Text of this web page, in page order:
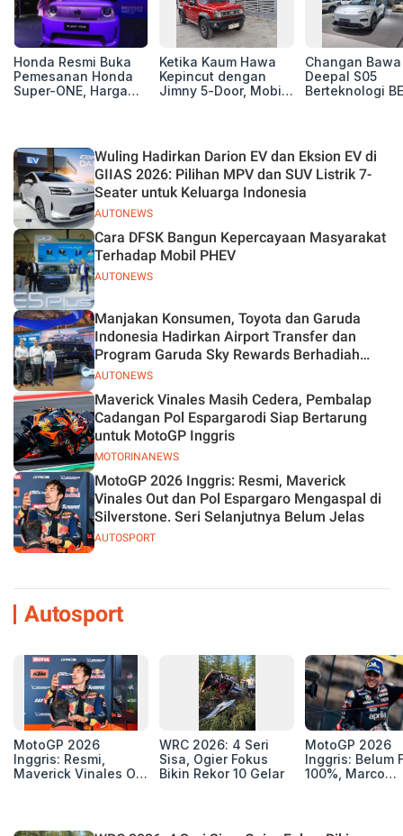
Honda Resmi Buka
Pemesanan Honda
Super-ONE, Harga
Ketika Kaum Hawa
Kepincut dengan
Jimny 5-Door, Mobil
Changan Bawa
Deepal S05
Berteknologi
AUTONEWS
Wuling Hadirkan Darion EV dan Eksion EV di
GIIAS 2026: Pilihan MPV dan SUV Listrik 7-
Seater untuk Keluarga Indonesia
AUTONEWS
Cara DFSK Bangun Kepercayaan Masyarakat
Terhadap Mobil PHEV
AUTONEWS
Manjakan Konsumen, Toyota dan Garuda
Indonesia Hadirkan Airport Transfer dan
Program Garuda Sky Rewards Berhadiah
Hybrid EV
MOTORINANEWS
Maverick Vinales Masih Cedera, Pembalap
Cadangan Pol Espargarodi Siap Bertarung
untuk MotoGP Inggris
AUTOSPORT
MotoGP 2026 Inggris: Resmi, Maverick
Vinales Out dan Pol Espargaro Mengaspal di
Silverstone. Seri Selanjutnya Belum Jelas
Autosport
MotoGP 2026
Inggris: Resmi,
Maverick Vinales Out
Selanjutnya Belum
WRC 2026: 4 Seri
Sisa, Ogier Fokus
Bikin Rekor 10 Gelar
MotoGP 2026
Inggris: Belum
100%, Marco